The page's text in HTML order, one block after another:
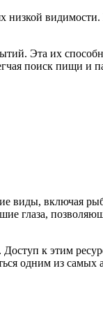
низкой
Эта их
поиск пищи и
виды, включая
глаза,
к этим
одним из